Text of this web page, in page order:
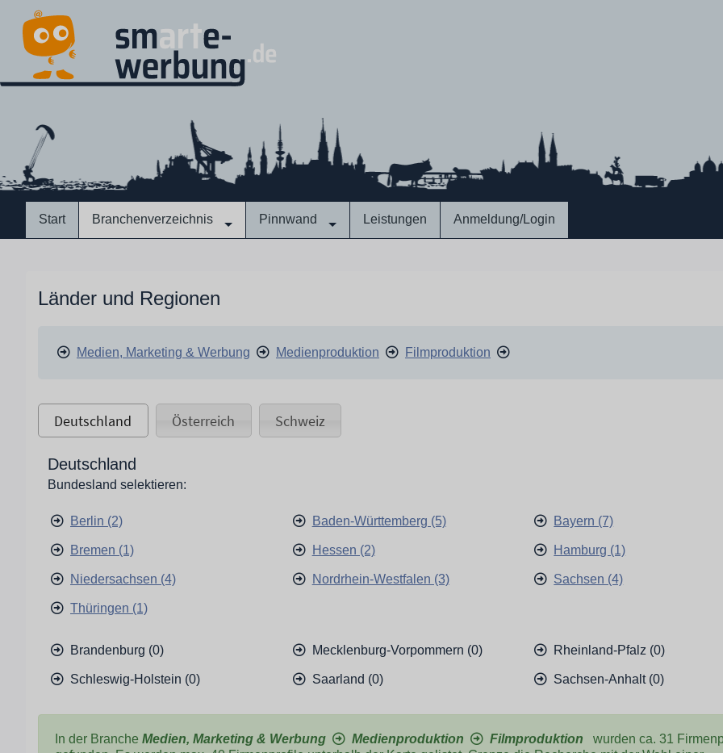
Start Branchenverzeichnis Pinnwand Leistungen Anmeldung/Login
Länder und Regionen
Medien, Marketing & Werbung Medienproduktion Filmproduktion
Deutschland Österreich Schweiz
Deutschland
Bundesland selektieren:
Berlin (2) Baden-Württemberg (5) Bayern (7)
Bremen (1) Hessen (2) Hamburg (1)
Niedersachsen (4) Nordrhein-Westfalen (3) Sachsen (4)
Thüringen (1)
Brandenburg (0) Mecklenburg-Vorpommern (0) Rheinland-Pfalz (0)
Schleswig-Holstein (0) Saarland (0) Sachsen-Anhalt (0)
In der Branche Medien, Marketing & Werbung Medienproduktion Filmproduktion wurden ca. 31